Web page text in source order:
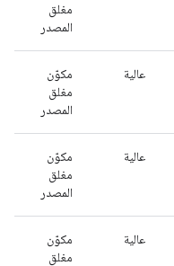
مغلق
المصدر
عالية
مكوّن
مغلق
المصدر
عالية
مكوّن
مغلق
المصدر
عالية
مكوّن
مغلق